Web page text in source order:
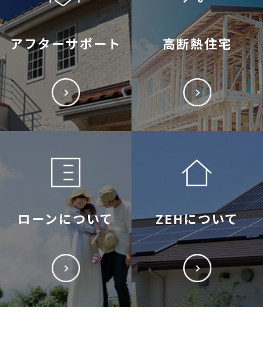
アフターサポート 高断熱住宅
ローンについて ZEHについて